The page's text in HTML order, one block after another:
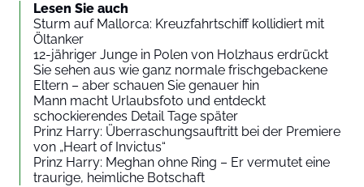
Lesen Sie auch
Sturm auf Mallorca: Kreuzfahrtschiff kollidiert mit
Öltanker
12-jähriger Junge in Polen von Holzhaus erdrückt
Sie sehen aus wie ganz normale frischgebackene
Eltern – aber schauen Sie genauer hin
Mann macht Urlaubsfoto und entdeckt
schockierendes Detail Tage später
Prinz Harry: Überraschungsauftritt bei der Premiere
von „Heart of Invictus“
Prinz Harry: Meghan ohne Ring – Er vermutet eine
traurige, heimliche Botschaft